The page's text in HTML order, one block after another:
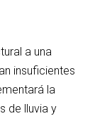
a una
insuficientes
la
de lluvia y